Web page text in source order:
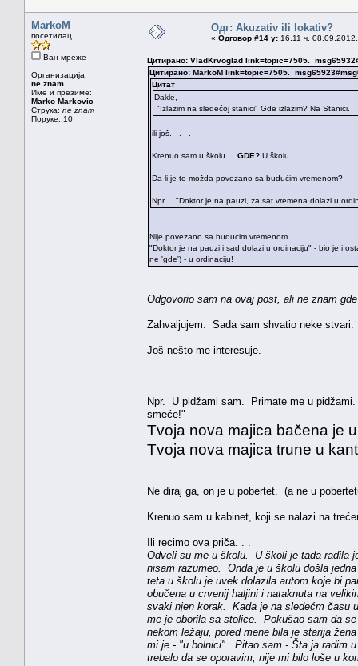
MarkoM
посетилац
Ван мреже
Организација:
ne znam
Име и презиме:
Marko Markovic
Струка: ne znam
Поруке: 10
Одг: Akuzativ ili lokativ?
« Одговор #14 у: 16.11 ч.
Цитирано: VladKrvoglad link=topic=7505.
Цитирано: MarkoM link=topic=7505.
Цитат
Dakle,
"Izlazim na sledećoj stanici" Gde izlazim? Na
ili još. . .
Krenuo sam u školu. GDE? U školu.
Da li je to možda povezano sa budućim vremenom?
Npr. "Doktor je na pauzi, za sat vremena dolazi u
Nije povezano sa buducim vremenom.
"Doktor je na pauzi i sad dolazi u ordinaciju" - bio je i
ne 'gde') - u ordinaciju!
Odgovorio sam na ovaj post, ali ne znam
Zahvaljujem. Sada sam shvatio neke stvari.
Još nešto me interesuje.
Npr. U pidžami sam. Primate me u
smeće!"
Tvoja nova majica bačena je
Tvoja nova majica trune u
Ne diraj ga, on je u pobertet. (a ne u
Krenuo sam u kabinet, koji se nalazi na
Ili recimo ova priča. . .
Odveli su me u školu. U školi je tada radila
nisam razumeo. Onda je u školu došla
teta u školu je uvek dolazila autom koje bi
obučena u crvenij haljini i nataknuta na
svaki njen korak. Kada je na sledećm času
me je oborila sa stolice. Pokušao sam da
nekom ležaju, pored mene bila je starija
mi je - "u bolnici". Pitao sam - Šta ja radim
trebalo da se oporavim, nije mi bilo loše u